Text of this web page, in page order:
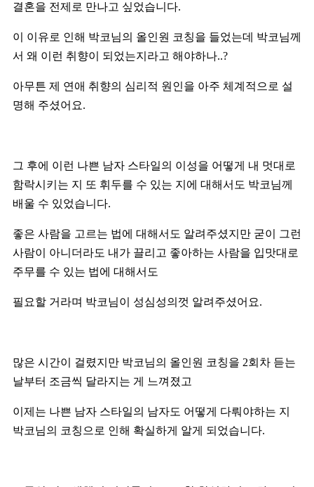
결혼을 전제로 만나고 싶었습니다.
이 이유로 인해 박코님의 올인원 코칭을 들었는데 박코님께
서 왜 이런 취향이 되었는지라고 해야하나..?
아무튼 제 연애 취향의 심리적 원인을 아주 체계적으로 설
명해 주셨어요.
그 후에 이런 나쁜 남자 스타일의 이성을 어떻게 내 멋대로
함락시키는 지 또 휘두를 수 있는 지에 대해서도 박코님께
배울 수 있었습니다.
좋은 사람을 고르는 법에 대해서도 알려주셨지만 굳이 그런
사람이 아니더라도 내가 끌리고 좋아하는 사람을 입맛대로
주무를 수 있는 법에 대해서도
필요할 거라며 박코님이 성심성의껏 알려주셨어요.
많은 시간이 걸렸지만 박코님의 올인원 코칭을 2회차 듣는
날부터 조금씩 달라지는 게 느껴졌고
이제는 나쁜 남자 스타일의 남자도 어떻게 다뤄야하는 지
박코님의 코칭으로 인해 확실하게 알게 되었습니다.